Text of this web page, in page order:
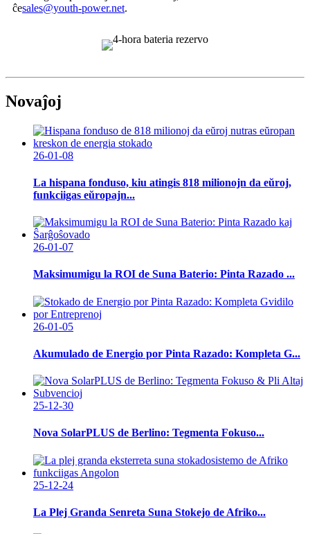
ĉesales@youth-power.net.
Novaĵoj
26-01-08
La hispana fonduso, kiu atingis 818 milionojn da eŭroj,
funkciigas eŭropajn...
26-01-07
Maksimumigu la ROI de Suna Baterio: Pinta Razado ...
26-01-05
Akumulado de Energio por Pinta Razado: Kompleta G...
25-12-30
Nova SolarPLUS de Berlino: Tegmenta Fokuso...
25-12-24
La Plej Granda Senreta Suna Stokejo de Afriko...